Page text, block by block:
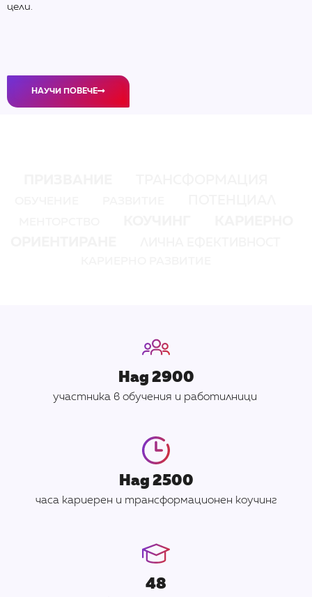
цели.
НАУЧИ ПОВЕЧЕ
Над 2900
участника в обучения и работилници
Над 2500
часа кариерен и трансформационен коучинг
48